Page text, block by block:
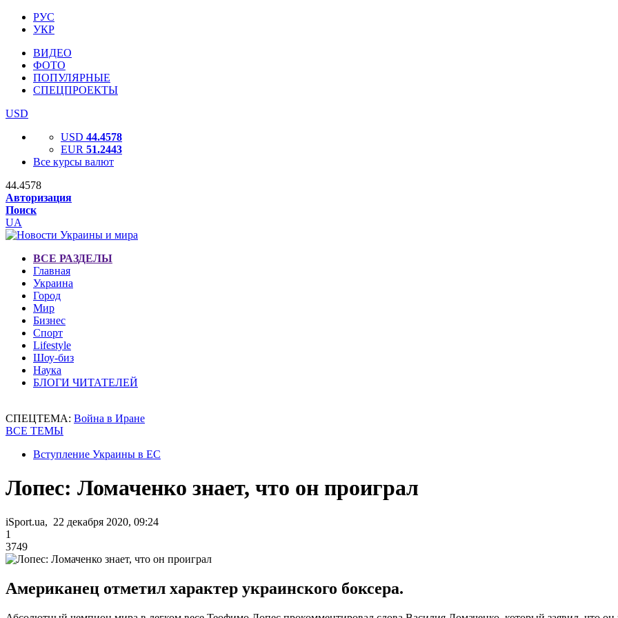
РУС
УКР
ВИДЕО
ФОТО
ПОПУЛЯРНЫЕ
СПЕЦПРОЕКТЫ
USD
USD 44.4578
EUR 51.2443
Все курсы валют
44.4578
Авторизация
Поиск
UA
ВСЕ РАЗДЕЛЫ
Главная
Украина
Город
Мир
Бизнес
Спорт
Lifestyle
Шоу-биз
Наука
БЛОГИ ЧИТАТЕЛЕЙ
СПЕЦТЕМА: Война в Иране
ВСЕ ТЕМЫ
Вступление Украины в ЕС
Лопес: Ломаченко знает, что он проиграл
iSport.ua, 22 декабря 2020, 09:24
1
3749
Американец отметил характер украинского боксера.